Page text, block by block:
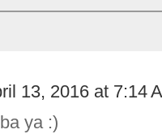
13, 2016 at 7:14
ya :)